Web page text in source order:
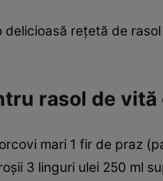
reţetă de
rasol de vită
mari 1 fir de praz
3 linguri ulei 250 ml